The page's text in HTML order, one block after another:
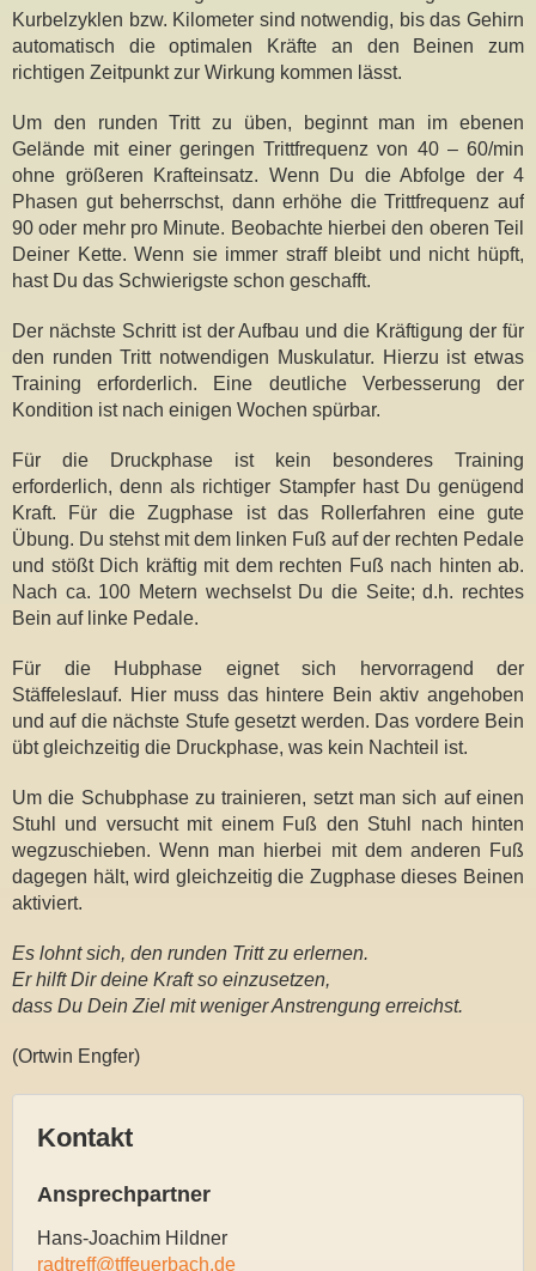
Kurbelzyklen bzw. Kilometer sind notwendig, bis das Gehirn
automatisch die optimalen Kräfte an den Beinen zum
richtigen Zeitpunkt zur Wirkung kommen lässt.
Um den runden Tritt zu üben, beginnt man im ebenen
Gelände mit einer geringen Trittfrequenz von 40 – 60/min
ohne größeren Krafteinsatz. Wenn Du die Abfolge der 4
Phasen gut beherrschst, dann erhöhe die Trittfrequenz auf
90 oder mehr pro Minute. Beobachte hierbei den oberen Teil
Deiner Kette. Wenn sie immer straff bleibt und nicht hüpft,
hast Du das Schwierigste schon geschafft.
Der nächste Schritt ist der Aufbau und die Kräftigung der für
den runden Tritt notwendigen Muskulatur. Hierzu ist etwas
Training erforderlich. Eine deutliche Verbesserung der
Kondition ist nach einigen Wochen spürbar.
Für die Druckphase ist kein besonderes Training
erforderlich, denn als richtiger Stampfer hast Du genügend
Kraft. Für die Zugphase ist das Rollerfahren eine gute
Übung. Du stehst mit dem linken Fuß auf der rechten Pedale
und stößt Dich kräftig mit dem rechten Fuß nach hinten ab.
Nach ca. 100 Metern wechselst Du die Seite; d.h. rechtes
Bein auf linke Pedale.
Für die Hubphase eignet sich hervorragend der
Stäffeleslauf. Hier muss das hintere Bein aktiv angehoben
und auf die nächste Stufe gesetzt werden. Das vordere Bein
übt gleichzeitig die Druckphase, was kein Nachteil ist.
Um die Schubphase zu trainieren, setzt man sich auf einen
Stuhl und versucht mit einem Fuß den Stuhl nach hinten
wegzuschieben. Wenn man hierbei mit dem anderen Fuß
dagegen hält, wird gleichzeitig die Zugphase dieses Beinen
aktiviert.
Es lohnt sich, den runden Tritt zu erlernen.
Er hilft Dir deine Kraft so einzusetzen,
dass Du Dein Ziel mit weniger Anstrengung erreichst.
(Ortwin Engfer)
Kontakt
Ansprechpartner
Hans-Joachim Hildner
radtreff@tffeuerbach.de